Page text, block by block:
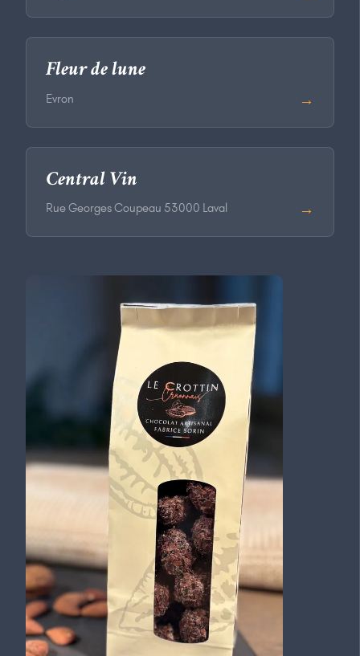
Fleur de lune
Evron →
Central Vin
Rue Georges Coupeau 53000 Laval →